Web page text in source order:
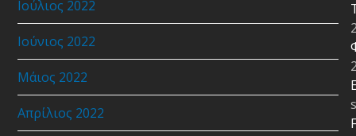
Ιούλιος 2022
Ιούνιος 2022
Μάιος 2022
Απρίλιος 2022